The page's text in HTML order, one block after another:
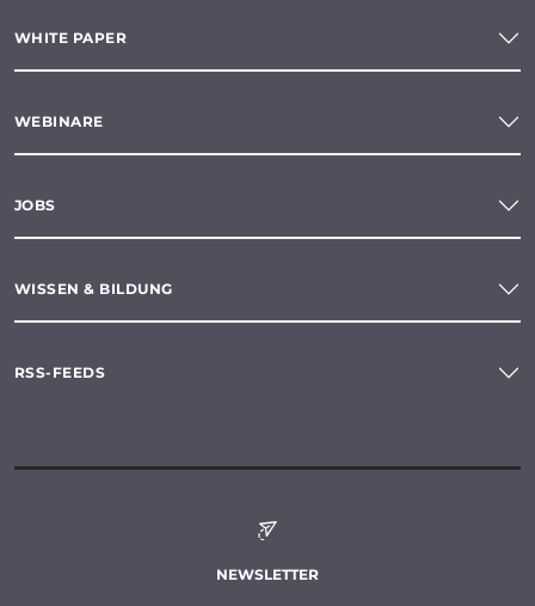
WHITE PAPER
WEBINARE
JOBS
WISSEN & BILDUNG
RSS-FEEDS
NEWSLETTER